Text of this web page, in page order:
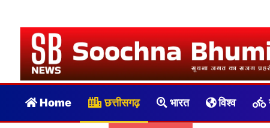
Home छत्तीसगढ़ भारत विश्व